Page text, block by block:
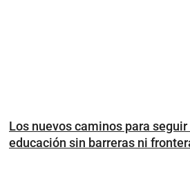
Los nuevos caminos para
educación sin barreras ni